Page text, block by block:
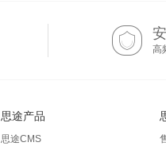
高
思途产品
思途CMS